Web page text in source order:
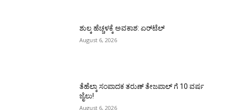
ಶುಲ್ಕ ಹೆಚ್ಚಳಕ್ಕೆ ಅವಕಾಶ: ಏರ್‌ಟೆಲ್
August 6, 2026
ತೆಹೆಲ್ಕಾ ಸಂಪಾದಕ ತರುಣ್ ತೇಜಪಾಲ್ ಗೆ 10 ವರ್ಷ
ಜೈಲು!
August 6, 2026